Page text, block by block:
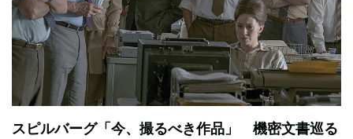
スピルバーグ「今、撮るべき作品」 機密文書巡る